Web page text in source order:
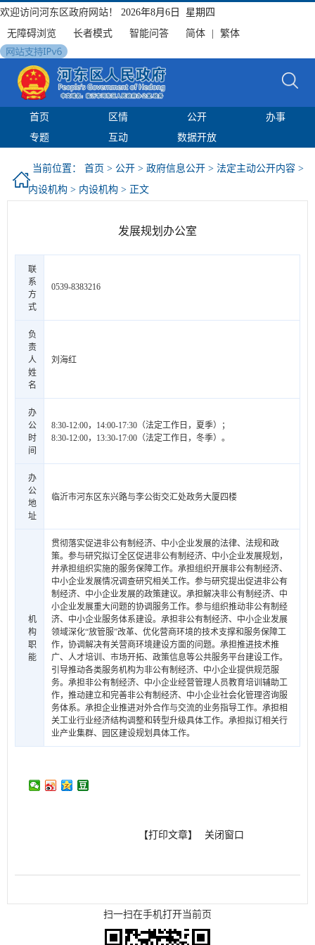
欢迎访问河东区政府网站！
2026年8月6日 星期四
无障碍浏览
长者模式 智能问答 简体 繁体
首页 区情 公开
办事
专题
互动 数据开放
当前位置： 首页 > 公开 > 政府信息公开 > 法定主动公开内容 >
内设机构 > 内设机构 > 正文
发展规划办公室
联
系
方
式
0539-8383216
负
责
人
姓
名
刘海红
办
公
时
间
8:30-12:00，14:00-17:30（法定工作日，夏季）；
8:30-12:00，13:30-17:00（法定工作日，冬季）。
办
公
地
址
临沂市河东区东兴路与李公街交汇处政务大厦四楼
机
构
职
能
贯彻落实促进非公有制经济、中小企业发展的法律、法规和政
策。参与研究拟订全区促进非公有制经济、中小企业发展规划，
并承担组织实施的服务保障工作。承担组织开展非公有制经济、
中小企业发展情况调查研究相关工作。参与研究提出促进非公有
制经济、中小企业发展的政策建议。承担解决非公有制经济、中
小企业发展重大问题的协调服务工作。参与组织推动非公有制经
济、中小企业服务体系建设。承担非公有制经济、中小企业发展
领域深化“放管服”改革、优化营商环境的技术支撑和服务保障工
作，协调解决有关营商环境建设方面的问题。承担推进技术推
广、人才培训、市场开拓、政策信息等公共服务平台建设工作。
引导推动各类服务机构为非公有制经济、中小企业提供规范服
务。承担非公有制经济、中小企业经营管理人员教育培训辅助工
作，推动建立和完善非公有制经济、中小企业社会化管理咨询服
务体系。承担企业推进对外合作与交流的业务指导工作。承担相
关工业行业经济结构调整和转型升级具体工作。承担拟订相关行
业产业集群、园区建设规划具体工作。
【打印文章】 关闭窗口
扫一扫在手机打开当前页